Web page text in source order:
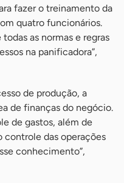
fazer o treinamento da
quatro funcionários.
as normas e regras
na panificadora”,
de produção, a
de finanças do negócio.
de gastos, além de
controle das operações
conhecimento”,